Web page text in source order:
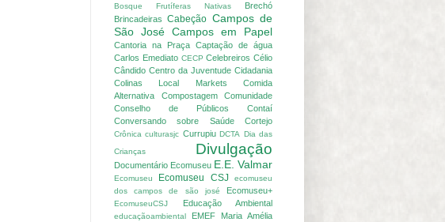
Bosque Frutíferas Nativas
Brechó
Brincadeiras
Cabeção Campos de
São José Campos em Papel
Cantoria na Praça Captação de água
Carlos Emediato CECP Celebreiros Célio
Cândido Centro da Juventude Cidadania
Colinas Local Markets
Comida
Alternativa
Compostagem
Comunidade
Conselho de Públicos
Contaí
Conversando sobre Saúde
Cortejo
Crônica culturasjc Currupiu DCTA Dia das
Crianças
Divulgação
Documentário Ecomuseu E.E. Valmar
Ecomuseu Ecomuseu CSJ
ecomuseu
dos campos de são josé
Ecomuseu+
EcomuseuCSJ Educação Ambiental
educaçãoambiental
EMEF Maria Amélia